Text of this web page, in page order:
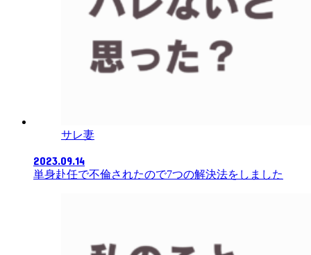
サレ妻
2023.09.14
単身赴任で不倫されたので7つの解決法をしました